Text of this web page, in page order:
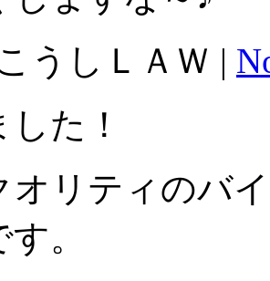
うしＬＡＷ |
た！
オリティのバ
。